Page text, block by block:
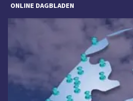
ONLINE DAGBLADEN